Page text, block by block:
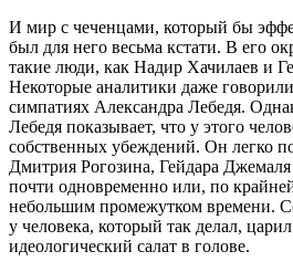
И мир с чеченцами, который бы
был для него весьма кстати. В его
такие люди, как Надир Хачилаев и
Некоторые аналитики даже
симпатиях Александра Лебедя.
Лебедя показывает, что у этого
собственных убеждений. Он легко
Дмитрия Рогозина, Гейдара
почти одновременно или, по
небольшим промежутком времени.
у человека, который так делал,
идеологический салат в голове.